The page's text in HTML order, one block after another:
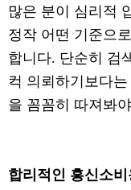
많은 분이 심리적
정작 어떤 기준으
합니다. 단순히 검
컥 의뢰하기보다
을 꼼꼼히 따져봐
합리적인 흥신소